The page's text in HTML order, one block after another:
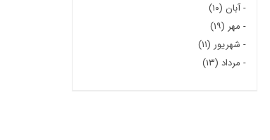
-آبان (۱۰)
- مهر (۱۹)
- شهریور (۱۱)
- مرداد (۱۳)